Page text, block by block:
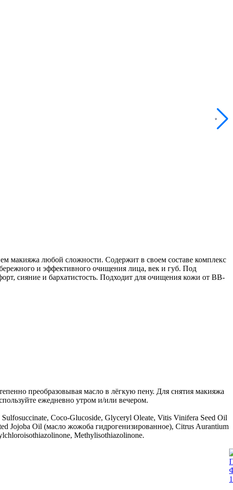
макияжа любой сложности. Содержит в своем составе комплекс
и эффективного очищения лица, век и губ. Под
сияние и бархатистость. Подходит для очищения кожи от ВВ-
преобразовывая масло в лёгкую пену. Для снятия макияжа
ежедневно утром и/или вечером.
Coco-Glucoside, Glyceryl Oleate, Vitis Vinifera Seed Oil
Jojoba Oil (масло жожоба гидрогенизированное), Citrus Aurantium
Methylisothiazolinone.